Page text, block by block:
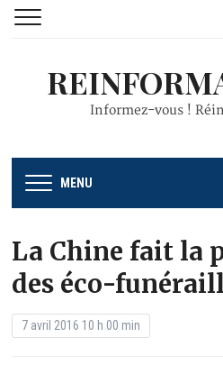
Informez-vous !
MENU
La Chine fait la
des éco-
7 avril 2016 10 h 00 min